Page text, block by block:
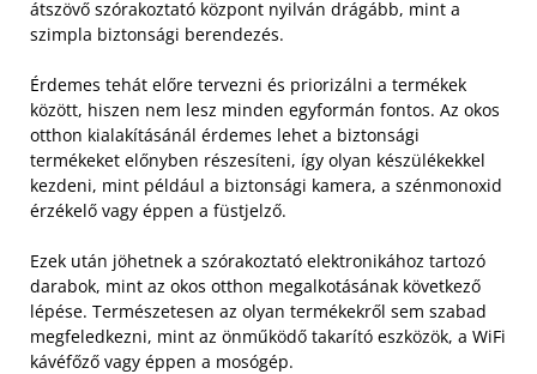
átszövő szórakoztató központ nyilván drágább, mint a
szimpla biztonsági berendezés.
Érdemes tehát előre tervezni és priorizálni a termékek
között, hiszen nem lesz minden egyformán fontos. Az okos
otthon kialakításánál érdemes lehet a biztonsági
termékeket előnyben részesíteni, így olyan készülékekkel
kezdeni, mint például a biztonsági kamera, a szénmonoxid
érzékelő vagy éppen a füstjelző.
Ezek után jöhetnek a szórakoztató elektronikához tartozó
darabok, mint az okos otthon megalkotásának következő
lépése. Természetesen az olyan termékekről sem szabad
megfeledkezni, mint az önműködő takarító eszközök, a WiFi
kávéfőző vagy éppen a mosógép.